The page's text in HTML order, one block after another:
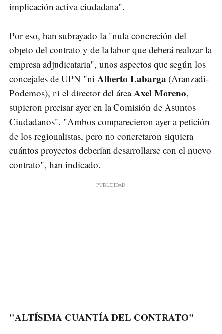
implicación activa ciudadana".
Por eso, han subrayado la "nula concreción del
objeto del contrato y de la labor que deberá realizar la
empresa adjudicataria", unos aspectos que según los
concejales de UPN "ni Alberto Labarga (Aranzadi-
Podemos), ni el director del áreaAxel Moreno,
supieron precisar ayer en la Comisión de Asuntos
Ciudadanos". "Ambos comparecieron ayer a petición
de los regionalistas, pero no concretaron siquiera
cuántos proyectos deberían desarrollarse con el nuevo
contrato", han indicado.
"ALTÍSIMA CUANTÍA DEL CONTRATO"